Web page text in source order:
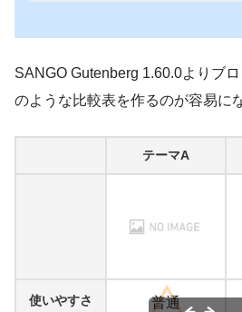
SANGO Gutenberg 1.60.0よりブ
のような比較表を作るのが容易に
テーマA
使いやすさ 普通